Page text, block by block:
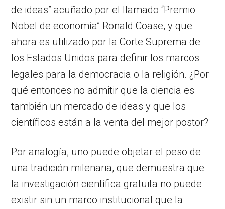
de ideas” acuñado por el llamado “Premio
Nobel de economía” Ronald Coase, y que
ahora es utilizado por la Corte Suprema de
los Estados Unidos para definir los marcos
legales para la democracia o la religión. ¿Por
qué entonces no admitir que la ciencia es
también un mercado de ideas y que los
científicos están a la venta del mejor postor?
Por analogía, uno puede objetar el peso de
una tradición milenaria, que demuestra que
la investigación científica gratuita no puede
existir sin un marco institucional que la